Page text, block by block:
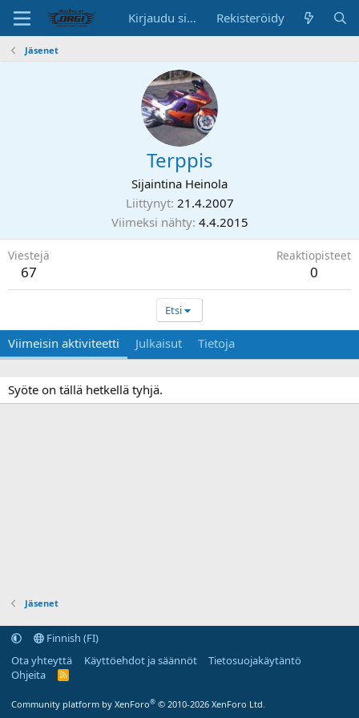
Kirjaudu sisään Rekisteröidy
Jäsenet
Terppis
Sijaintina Heinola
Liittynyt 21.4.2007
Viimeksi nähty 4.4.2015
Viestejä
67
Reaktiopisteet
0
Etsi
Viimeisin aktiviteetti Julkaisut Tietoja
Syöte on tällä hetkellä tyhjä.
Jäsenet
Finnish (FI)
Ota yhteyttä
Käyttöehdot ja säännöt
Tietosuojakäytäntö
Ohjeita
R
Community platform by XenForo® © 2010-2026 XenForo Ltd.